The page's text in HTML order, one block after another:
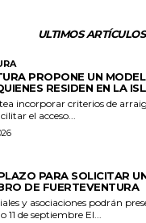
ULTIMOS ARTÍCULOS
PROPONE UN
RESIDEN EN LA
incorporar criterios de
el acceso...
PARA SOLICITAR
DE FUERTEVENTURA
y asociaciones podrán
hasta el próximo 11 de septiembre El...